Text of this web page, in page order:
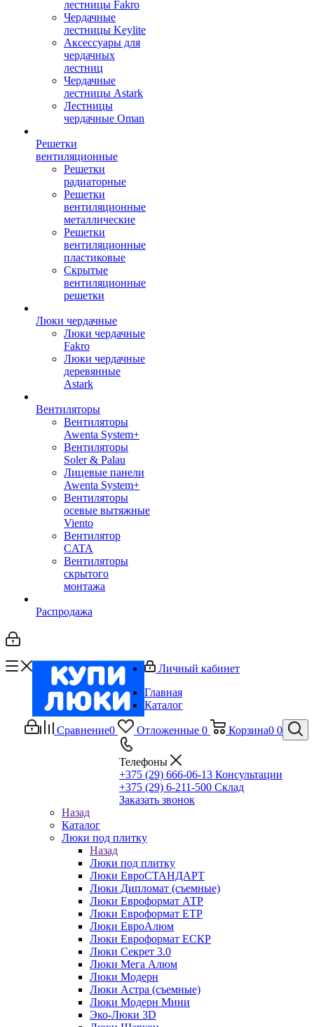
лестницы Fakro
Чердачные
лестницы Keylite
Аксессуары для
чердачных
лестниц
Чердачные
лестницы Astark
Лестницы
чердачные Oman
Решетки
вентиляционные
Решетки
радиаторные
Решетки
вентиляционные
металлические
Решетки
вентиляционные
пластиковые
Скрытые
вентиляционные
решетки
Люки чердачные
Люки чердачные
Fakro
Люки чердачные
деревянные
Astark
Вентиляторы
Вентиляторы
Awenta System+
Вентиляторы
Soler & Palau
Лицевые панели
Awenta System+
Вентиляторы
осевые вытяжные
Viento
Вентилятор
CATA
Вентиляторы
скрытого
монтажа
Распродажа
Сравнение0 Отложенные 0 Корзина0 0
Телефоны
+375 (29) 666-06-13 Консультации
+375 (29) 6-211-500 Склад
Заказать звонок
Личный кабинет
Главная
Каталог
Назад
Каталог
Люки под плитку
Назад
Люки под плитку
Люки ЕвроСТАНДАРТ
Люки Дипломат (съемные)
Люки Евроформат АТР
Люки Евроформат ЕТР
Люки ЕвроАлюм
Люки Евроформат ЕСКР
Люки Секрет 3.0
Люки Мега Алюм
Люки Модерн
Люки Астра (съемные)
Люки Модерн Мини
Эко-Люки 3D